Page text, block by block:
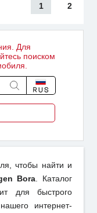
1 2
Для
поиском
чтобы найти и
Bora . Каталог
для быстрого
интернет-